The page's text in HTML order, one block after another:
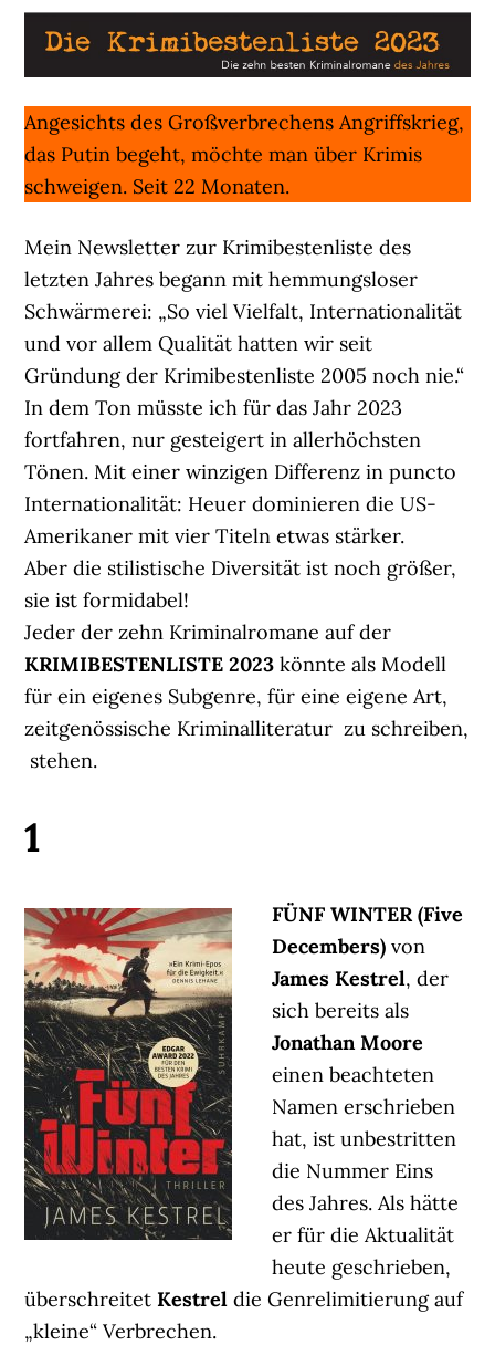
Angesichts des Großverbrechens Angriffskrieg,
das Putin begeht, möchte man über Krimis
schweigen. Seit 22 Monaten.
Mein Newsletter zur Krimibestenliste des
letzten Jahres begann mit hemmungsloser
Schwärmerei: „So viel Vielfalt, Internationalität
und vor allem Qualität hatten wir seit
Gründung der Krimibestenliste 2005 noch nie.“
In dem Ton müsste ich für das Jahr 2023
fortfahren, nur gesteigert in allerhöchsten
Tönen. Mit einer winzigen Differenz in puncto
Internationalität: Heuer dominieren die US-
Amerikaner mit vier Titeln etwas stärker.
Aber die stilistische Diversität ist noch größer,
sie ist formidabel!
Jeder der zehn Kriminalromane auf der
KRIMIBESTENLISTE 2023 könnte als Modell
für ein eigenes Subgenre, für eine eigene Art,
zeitgenössische Kriminalliteratur zu schreiben,
stehen.
1
FÜNF WINTER (Five
Decembers) von
James Kestrel, der
sich bereits als
Jonathan Moore
einen beachteten
Namen erschrieben
hat, ist unbestritten
die Nummer Eins
des Jahres. Als hätte
er für die Aktualität
heute geschrieben,
überschreitet Kestrel die Genrelimitierung auf
„kleine“ Verbrechen.